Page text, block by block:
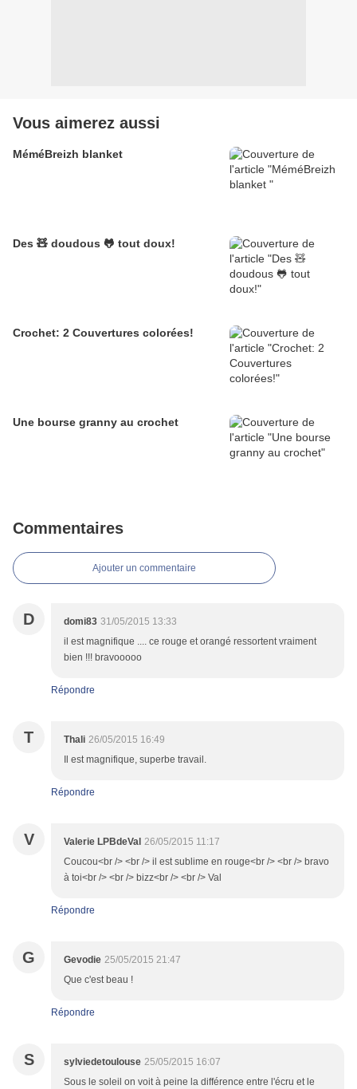
Vous aimerez aussi
MéméBreizh blanket
Des 🧸 doudous 🐸 tout doux!
Crochet: 2 Couvertures colorées!
Une bourse granny au crochet
Commentaires
Ajouter un commentaire
D domi83 31/05/2015 13:33
il est magnifique .... ce rouge et orangé ressortent vraiment
bien !!! bravooooo
Répondre
T Thali 26/05/2015 16:49
Il est magnifique, superbe travail.
Répondre
V Valerie LPBdeVal 26/05/2015 11:17
Coucou<br /> <br /> il est sublime en rouge<br /> <br /> bravo
à toi<br /> <br /> bizz<br /> <br /> Val
Répondre
G Gevodie 25/05/2015 21:47
Que c'est beau !
Répondre
S sylviedetoulouse 25/05/2015 16:07
Sous le soleil on voit à peine la différence entre l'écru et le